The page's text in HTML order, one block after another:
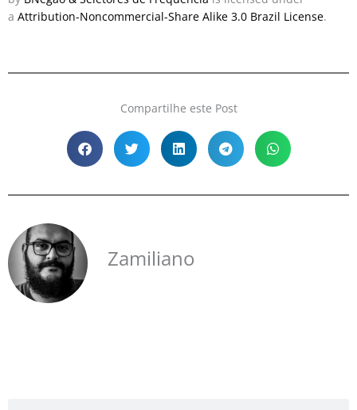
a Attribution-Noncommercial-Share Alike 3.0 Brazil License.
Compartilhe este Post
Zamiliano